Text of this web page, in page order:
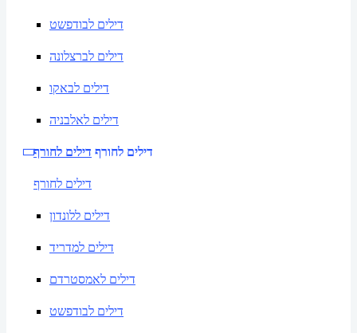
דילים לבודפשט
דילים לברצלונה
דילים לבאקו
דילים לאלבניה
דילים לחורף דילים לחורף
דילים לחורף
דילים ללונדון
דילים למדריד
דילים לאמסטרדם
דילים לבודפשט